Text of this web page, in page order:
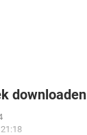
downloaden